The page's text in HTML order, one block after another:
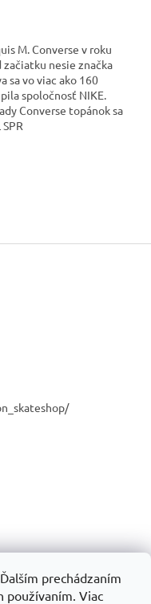
prechádzaním
používaním. Viac
M. Converse v roku
nesie značka
sa vo viac ako 160
spoločnosť NIKE.
Converse topánok sa